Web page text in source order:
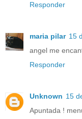
Responder
maria pilar 15
angel me
Responder
Unknown 15
Apuntada !